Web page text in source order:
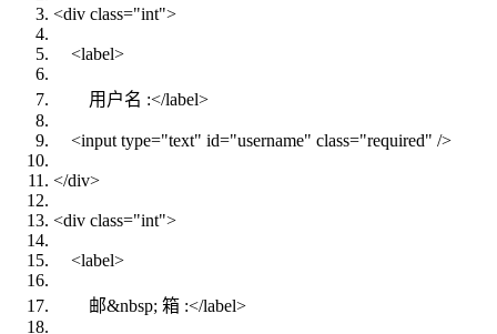
<div class="int">
<label>
用户名 :</label>
<input type="text" id="username" class="required" />
</div>
<div class="int">
<label>
邮&nbsp; 箱 :</label>